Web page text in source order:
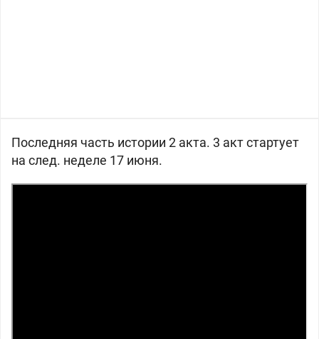
Последняя часть истории 2 акта. 3 акт стартует
на след. неделе 17 июня.